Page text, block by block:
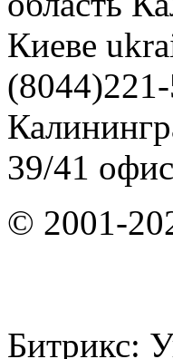
Киеве
39/41
© 2001-
Битрикс: